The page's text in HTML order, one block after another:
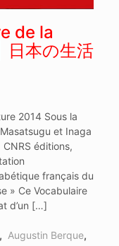
de la
日本の生活
2014 Sous la
et Inaga
éditions,
français du
» Ce Vocabulaire
d’un […]
, Augustin Berque,